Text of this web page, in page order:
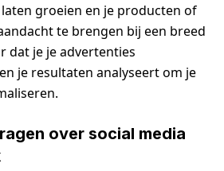
groeien en je producten of
te brengen bij een breed
dat je je advertenties
je resultaten analyseert om je
over social media